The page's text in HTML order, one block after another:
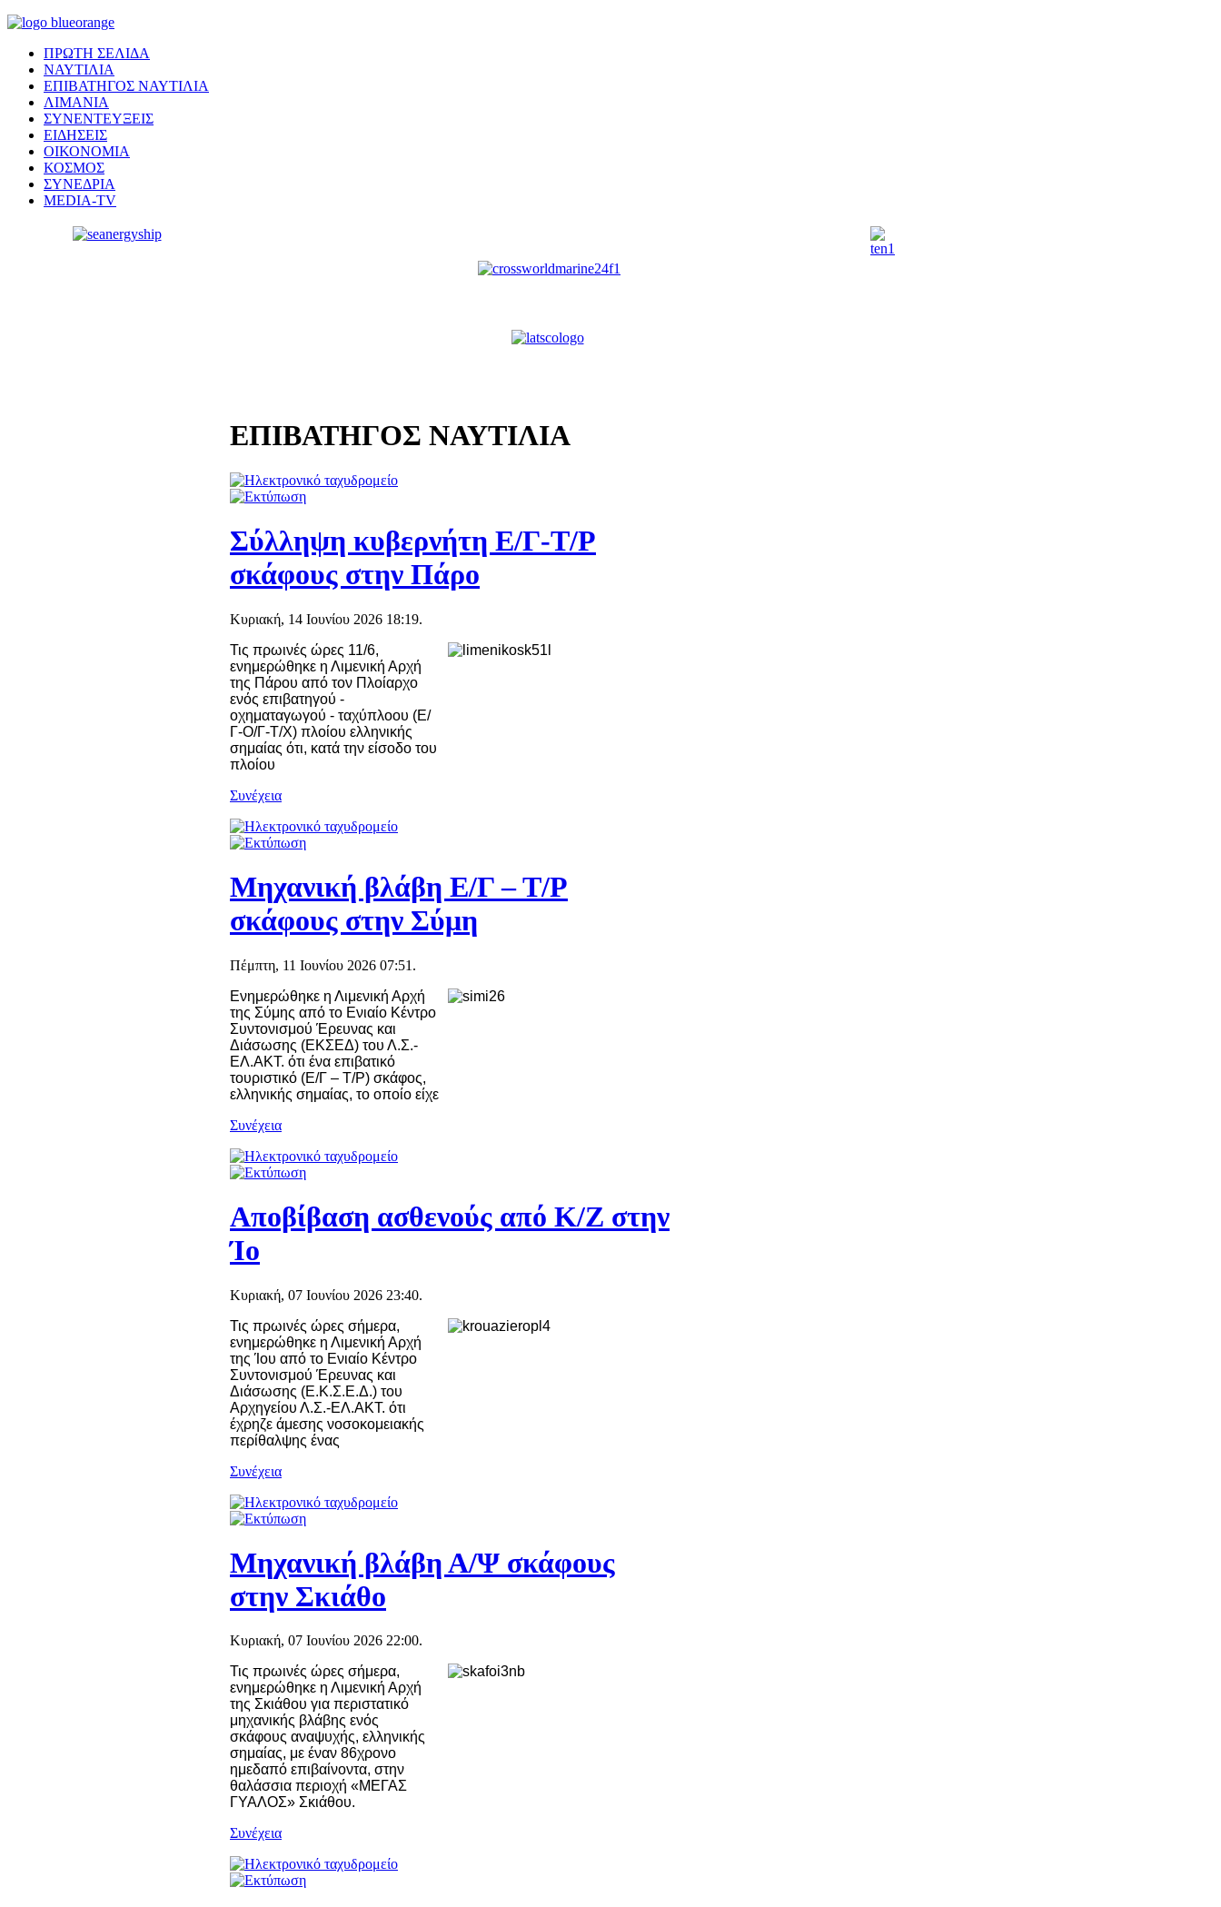
ΠΡΩΤΗ ΣΕΛΙΔΑ
ΝΑΥΤΙΛΙΑ
ΕΠΙΒΑΤΗΓΟΣ ΝΑΥΤΙΛΙΑ
ΛΙΜΑΝΙΑ
ΣΥΝΕΝΤΕΥΞΕΙΣ
ΕΙΔΗΣΕΙΣ
ΟΙΚΟΝΟΜΙΑ
ΚΟΣΜΟΣ
ΣΥΝΕΔΡΙΑ
MEDIA-TV
ΕΠΙΒΑΤΗΓΟΣ ΝΑΥΤΙΛΙΑ
Σύλληψη κυβερνήτη Ε/Γ-Τ/Ρ
σκάφους στην Πάρο
Κυριακή, 14 Ιουνίου 2026 18:19.
Τις πρωινές ώρες 11/6,
ενημερώθηκε η Λιμενική Αρχή
της Πάρου από τον Πλοίαρχο
ενός επιβατηγού -
οχηματαγωγού - ταχύπλοου (Ε/
Γ-Ο/Γ-Τ/Χ) πλοίου ελληνικής
σημαίας ότι, κατά την είσοδο του
πλοίου
Συνέχεια
Μηχανική βλάβη Ε/Γ – Τ/Ρ
σκάφους στην Σύμη
Πέμπτη, 11 Ιουνίου 2026 07:51.
Ενημερώθηκε η Λιμενική Αρχή
της Σύμης από το Ενιαίο Κέντρο
Συντονισμού Έρευνας και
Διάσωσης (ΕΚΣΕΔ) του Λ.Σ.-
ΕΛ.ΑΚΤ. ότι ένα επιβατικό
τουριστικό (Ε/Γ – Τ/Ρ) σκάφος,
ελληνικής σημαίας, το οποίο είχε
Συνέχεια
Αποβίβαση ασθενούς από Κ/Ζ στην
Ίο
Κυριακή, 07 Ιουνίου 2026 23:40.
Τις πρωινές ώρες σήμερα,
ενημερώθηκε η Λιμενική Αρχή
της Ίου από το Ενιαίο Κέντρο
Συντονισμού Έρευνας και
Διάσωσης (Ε.Κ.Σ.Ε.Δ.) του
Αρχηγείου Λ.Σ.-ΕΛ.ΑΚΤ. ότι
έχρηζε άμεσης νοσοκομειακής
περίθαλψης ένας
Συνέχεια
Μηχανική βλάβη Α/Ψ σκάφους
στην Σκιάθο
Κυριακή, 07 Ιουνίου 2026 22:00.
Τις πρωινές ώρες σήμερα,
ενημερώθηκε η Λιμενική Αρχή
της Σκιάθου για περιστατικό
μηχανικής βλάβης ενός
σκάφους αναψυχής, ελληνικής
σημαίας, με έναν 86χρονο
ημεδαπό επιβαίνοντα, στην
θαλάσσια περιοχή «ΜΕΓΑΣ
ΓΥΑΛΟΣ» Σκιάθου.
Συνέχεια